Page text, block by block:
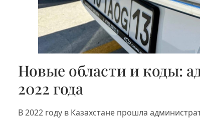
Новые области и коды:
2022 года
В 2022 году в Казахстане прошла